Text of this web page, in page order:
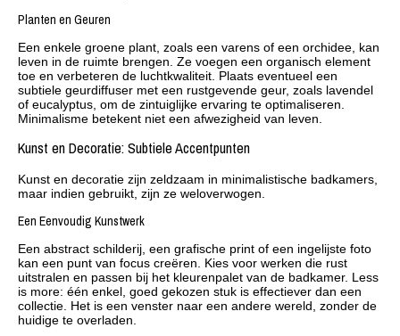
Planten en Geuren
Een enkele groene plant, zoals een varens of een orchidee, kan
leven in de ruimte brengen. Ze voegen een organisch element
toe en verbeteren de luchtkwaliteit. Plaats eventueel een
subtiele geurdiffuser met een rustgevende geur, zoals lavendel
of eucalyptus, om de zintuiglijke ervaring te optimaliseren.
Minimalisme betekent niet een afwezigheid van leven.
Kunst en Decoratie: Subtiele Accentpunten
Kunst en decoratie zijn zeldzaam in minimalistische badkamers,
maar indien gebruikt, zijn ze weloverwogen.
Een Eenvoudig Kunstwerk
Een abstract schilderij, een grafische print of een ingelijste foto
kan een punt van focus creëren. Kies voor werken die rust
uitstralen en passen bij het kleurenpalet van de badkamer. Less
is more: één enkel, goed gekozen stuk is effectiever dan een
collectie. Het is een venster naar een andere wereld, zonder de
huidige te overladen.